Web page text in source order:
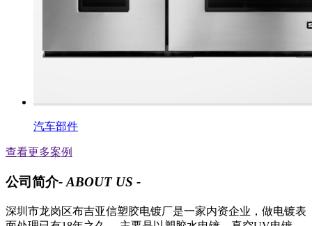
汽车部件
查看更多案例
公司简介- ABOUT US -
深圳市龙岗区布吉亚信塑胶电镀厂是一家内资企业，做电镀表